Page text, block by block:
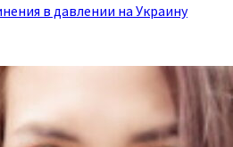
в давлении на Украину